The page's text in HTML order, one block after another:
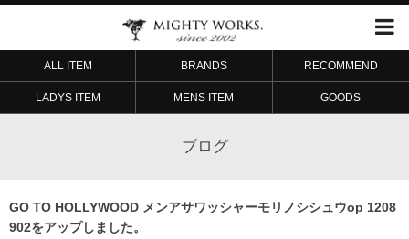
ALL ITEM BRANDS RECOMMEND
LADYS ITEM MENS ITEM GOODS
ブログ
GO TO HOLLYWOOD メンアサワッシャーモリノシシュウop 1208
902をアップしました。